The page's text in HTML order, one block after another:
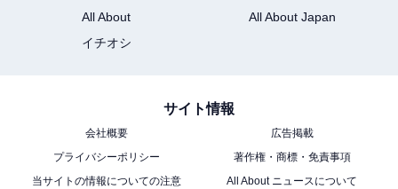
All About
All About Japan
イチオシ
サイト情報
会社概要
広告掲載
プライバシーポリシー
著作権・商標・免責事項
当サイトの情報についての注意
All About ニュースについて